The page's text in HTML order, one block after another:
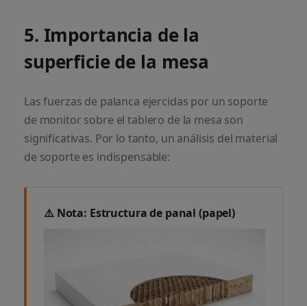
5. Importancia de la
superficie de la mesa
Las fuerzas de palanca ejercidas por un soporte
de monitor sobre el tablero de la mesa son
significativas. Por lo tanto, un análisis del material
de soporte es indispensable:
⚠️ Nota: Estructura de panal (papel)